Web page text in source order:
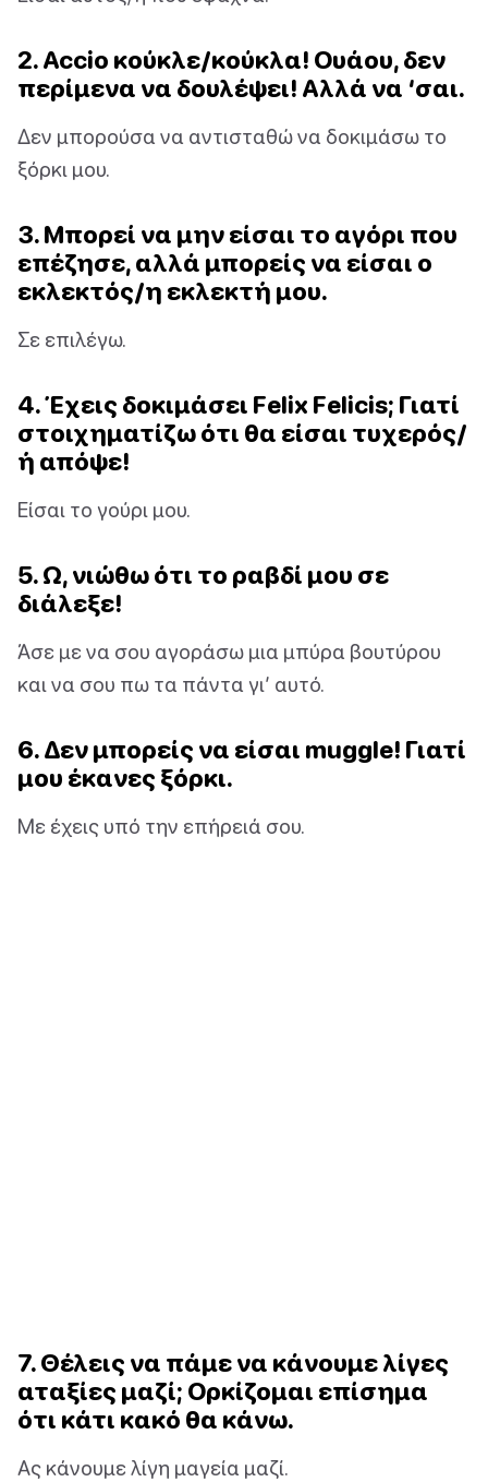
2. Accio κούκλε/κούκλα! Ουάου, δεν
περίμενα να δουλέψει! Αλλά να ‘σαι.
Δεν μπορούσα να αντισταθώ να δοκιμάσω το
ξόρκι μου.
3. Μπορεί να μην είσαι το αγόρι που
επέζησε, αλλά μπορείς να είσαι ο
εκλεκτός/η εκλεκτή μου.
Σε επιλέγω.
4. Έχεις δοκιμάσει Felix Felicis; Γιατί
στοιχηματίζω ότι θα είσαι τυχερός/
ή απόψε!
Είσαι το γούρι μου.
5. Ω, νιώθω ότι το ραβδί μου σε
διάλεξε!
Άσε με να σου αγοράσω μια μπύρα βουτύρου
και να σου πω τα πάντα γι’ αυτό.
6. Δεν μπορείς να είσαι muggle! Γιατί
μου έκανες ξόρκι.
Με έχεις υπό την επήρειά σου.
7. Θέλεις να πάμε να κάνουμε λίγες
αταξίες μαζί; Ορκίζομαι επίσημα
ότι κάτι κακό θα κάνω.
Ας κάνουμε λίγη μαγεία μαζί.